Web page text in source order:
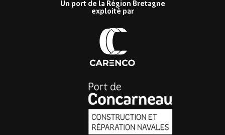
Un port de la Région Bretagne
exploité par